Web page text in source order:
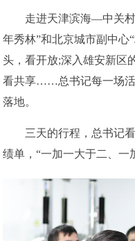
走进天津滨海—中关村
年秀林”和北京城市副中心
头，看开放;深入雄安新区
看共享……总书记每一场活
落地。
三天的行程，总书记看
绩单，“一加一大于二、一